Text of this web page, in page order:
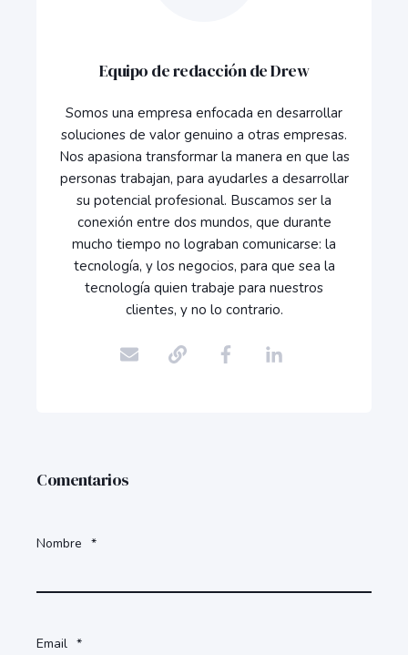
Equipo de redacción de Drew
Somos una empresa enfocada en desarrollar
soluciones de valor genuino a otras empresas.
Nos apasiona transformar la manera en que las
personas trabajan, para ayudarles a desarrollar
su potencial profesional. Buscamos ser la
conexión entre dos mundos, que durante
mucho tiempo no lograban comunicarse: la
tecnología, y los negocios, para que sea la
tecnología quien trabaje para nuestros
clientes, y no lo contrario.
Comentarios
Nombre *
Email *